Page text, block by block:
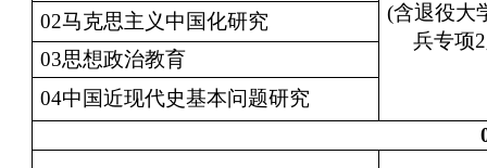
(含退役大
兵专项
02马克思主义中国化研究
03思想政治教育
04中国近现代史基本问题研究